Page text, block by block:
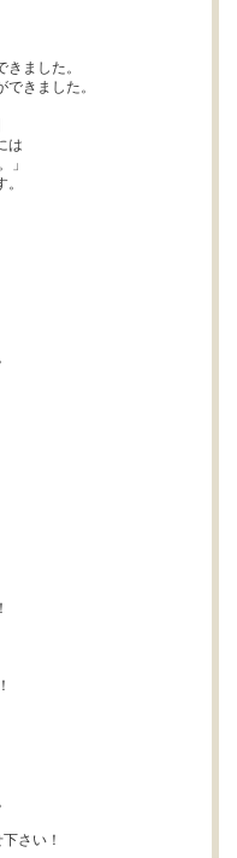
ました。
きました。
は
さい！